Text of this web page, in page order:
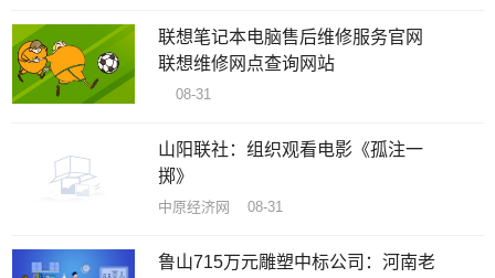
联想笔记本电脑售后维修服务官网
联想维修网点查询网站
08-31
山阳联社：组织观看电影《孤注一
掷》
中原经济网 08-31
鲁山715万元雕塑中标公司：河南老